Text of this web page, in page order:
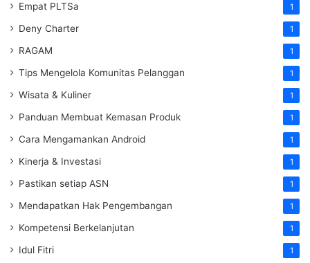
Empat PLTSa 1
Deny Charter 1
RAGAM 1
Tips Mengelola Komunitas Pelanggan 1
Wisata & Kuliner 1
Panduan Membuat Kemasan Produk 1
Cara Mengamankan Android 1
Kinerja & Investasi 1
Pastikan setiap ASN 1
Mendapatkan Hak Pengembangan 1
Kompetensi Berkelanjutan 1
Idul Fitri 1